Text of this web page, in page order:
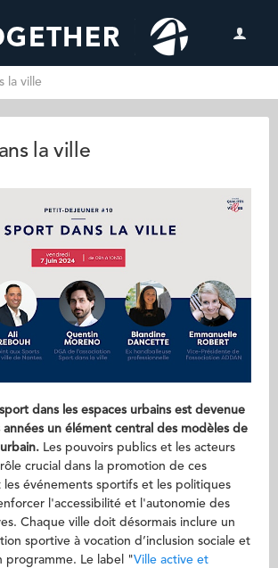
la ville
la ville
dans les espaces urbains est devenue
un élément central des modèles de
. Les pouvoirs publics et les acteurs
crucial dans la promotion de ces
les événements sportifs et les politiques
l'accessibilité et l'autonomie des
Chaque ville doit désormais inclure un
sportive à vocation d’inclusion sociale et
programme. Le label "Ville active et